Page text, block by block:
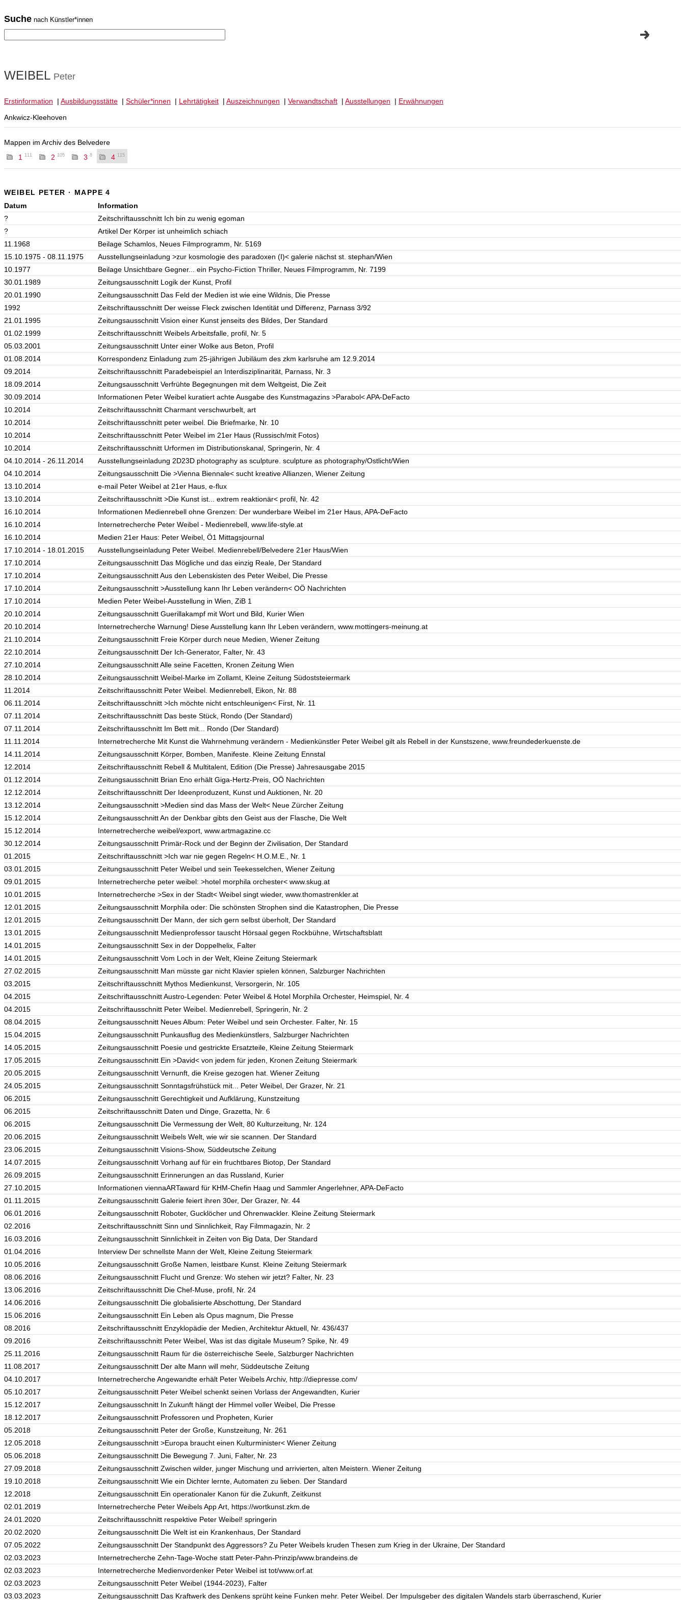
Suche nach Künstler*innen
WEIBEL Peter
Erstinformation | Ausbildungsstätte | Schüler*innen | Lehrtätigkeit | Auszeichnungen | Verwandtschaft | Ausstellungen | Erwähnungen
Ankwicz-Kleehoven
Mappen im Archiv des Belvedere
1
111 2 105 3 8 4 115
WEIBEL PETER · MAPPE 4
Datum
Information
?
Zeitschriftausschnitt Ich bin zu wenig egoman
?
Artikel Der Körper ist unheimlich schiach
11.1968
Beilage Schamlos, Neues Filmprogramm, Nr. 5169
15.10.1975 - 08.11.1975
Ausstellungseinladung >zur kosmologie des paradoxen (I)< galerie nächst st. stephan/Wien
10.1977
Beilage Unsichtbare Gegner... ein Psycho-Fiction Thriller, Neues Filmprogramm, Nr. 7199
30.01.1989
Zeitungsausschnitt Logik der Kunst, Profil
20.01.1990
Zeitungsausschnitt Das Feld der Medien ist wie eine Wildnis, Die Presse
1992
Zeitschriftausschnitt Der weisse Fleck zwischen Identität und Differenz, Parnass 3/92
21.01.1995
Zeitungsausschnitt Vision einer Kunst jenseits des Bildes, Der Standard
01.02.1999
Zeitschriftausschnitt Weibels Arbeitsfalle, profil, Nr. 5
05.03.2001
Zeitungsausschnitt Unter einer Wolke aus Beton, Profil
01.08.2014
Korrespondenz Einladung zum 25-jährigen Jubiläum des zkm karlsruhe am 12.9.2014
09.2014
Zeitschriftausschnitt Paradebeispiel an Interdisziplinarität, Parnass, Nr. 3
18.09.2014
Zeitungsausschnitt Verfrühte Begegnungen mit dem Weltgeist, Die Zeit
30.09.2014
Informationen Peter Weibel kuratiert achte Ausgabe des Kunstmagazins >Parabol< APA-DeFacto
10.2014
Zeitschriftausschnitt Charmant verschwurbelt, art
10.2014
Zeitschriftausschnitt peter weibel. Die Briefmarke, Nr. 10
10.2014
Zeitschriftausschnitt Peter Weibel im 21er Haus (Russisch/mit Fotos)
10.2014
Zeitschriftausschnitt Urformen im Distributionskanal, Springerin, Nr. 4
04.10.2014 - 26.11.2014
Ausstellungseinladung 2D23D photography as sculpture. sculpture as photography/Ostlicht/Wien
04.10.2014
Zeitungsausschnitt Die >Vienna Biennale< sucht kreative Allianzen, Wiener Zeitung
13.10.2014
e-mail Peter Weibel at 21er Haus, e-flux
13.10.2014
Zeitschriftausschnitt >Die Kunst ist... extrem reaktionär< profil, Nr. 42
16.10.2014
Informationen Medienrebell ohne Grenzen: Der wunderbare Weibel im 21er Haus, APA-DeFacto
16.10.2014
Internetrecherche Peter Weibel - Medienrebell, www.life-style.at
16.10.2014
Medien 21er Haus: Peter Weibel, Ö1 Mittagsjournal
17.10.2014 - 18.01.2015
Ausstellungseinladung Peter Weibel. Medienrebell/Belvedere 21er Haus/Wien
17.10.2014
Zeitungsausschnitt Das Mögliche und das einzig Reale, Der Standard
17.10.2014
Zeitungsausschnitt Aus den Lebenskisten des Peter Weibel, Die Presse
17.10.2014
Zeitungsausschnitt >Ausstellung kann Ihr Leben verändern< OÖ Nachrichten
17.10.2014
Medien Peter Weibel-Ausstellung in Wien, ZiB 1
20.10.2014
Zeitungsausschnitt Guerillakampf mit Wort und Bild, Kurier Wien
20.10.2014
Internetrecherche Warnung! Diese Ausstellung kann Ihr Leben verändern, www.mottingers-meinung.at
21.10.2014
Zeitungsausschnitt Freie Körper durch neue Medien, Wiener Zeitung
22.10.2014
Zeitungsausschnitt Der Ich-Generator, Falter, Nr. 43
27.10.2014
Zeitungsausschnitt Alle seine Facetten, Kronen Zeitung Wien
28.10.2014
Zeitungsausschnitt Weibel-Marke im Zollamt, Kleine Zeitung Südoststeiermark
11.2014
Zeitschriftausschnitt Peter Weibel. Medienrebell, Eikon, Nr. 88
06.11.2014
Zeitschriftausschnitt >Ich möchte nicht entschleunigen< First, Nr. 11
07.11.2014
Zeitschriftausschnitt Das beste Stück, Rondo (Der Standard)
07.11.2014
Zeitschriftausschnitt Im Bett mit... Rondo (Der Standard)
11.11.2014
Internetrecherche Mit Kunst die Wahrnehmung verändern - Medienkünstler Peter Weibel gilt als Rebell in der Kunstszene, www.freundederkuenste.de
14.11.2014
Zeitungsausschnitt Körper, Bomben, Manifeste. Kleine Zeitung Ennstal
12.2014
Zeitschriftausschnitt Rebell & Multitalent, Edition (Die Presse) Jahresausgabe 2015
01.12.2014
Zeitungsausschnitt Brian Eno erhält Giga-Hertz-Preis, OÖ Nachrichten
12.12.2014
Zeitschriftausschnitt Der Ideenproduzent, Kunst und Auktionen, Nr. 20
13.12.2014
Zeitungsausschnitt >Medien sind das Mass der Welt< Neue Zürcher Zeitung
15.12.2014
Zeitungsausschnitt An der Denkbar gibts den Geist aus der Flasche, Die Welt
15.12.2014
Internetrecherche weibel/export, www.artmagazine.cc
30.12.2014
Zeitungsausschnitt Primär-Rock und der Beginn der Zivilisation, Der Standard
01.2015
Zeitschriftausschnitt >Ich war nie gegen Regeln< H.O.M.E., Nr. 1
03.01.2015
Zeitungsausschnitt Peter Weibel und sein Teekesselchen, Wiener Zeitung
09.01.2015
Internetrecherche peter weibel: >hotel morphila orchester< www.skug.at
10.01.2015
Internetrecherche >Sex in der Stadt< Weibel singt wieder, www.thomastrenkler.at
12.01.2015
Zeitungsausschnitt Morphila oder: Die schönsten Strophen sind die Katastrophen, Die Presse
12.01.2015
Zeitungsausschnitt Der Mann, der sich gern selbst überholt, Der Standard
13.01.2015
Zeitungsausschnitt Medienprofessor tauscht Hörsaal gegen Rockbühne, Wirtschaftsblatt
14.01.2015
Zeitungsausschnitt Sex in der Doppelhelix, Falter
14.01.2015
Zeitungsausschnitt Vom Loch in der Welt, Kleine Zeitung Steiermark
27.02.2015
Zeitungsausschnitt Man müsste gar nicht Klavier spielen können, Salzburger Nachrichten
03.2015
Zeitschriftausschnitt Mythos Medienkunst, Versorgerin, Nr. 105
04.2015
Zeitschriftausschnitt Austro-Legenden: Peter Weibel & Hotel Morphila Orchester, Heimspiel, Nr. 4
04.2015
Zeitschriftausschnitt Peter Weibel. Medienrebell, Springerin, Nr. 2
08.04.2015
Zeitungsausschnitt Neues Album: Peter Weibel und sein Orchester. Falter, Nr. 15
15.04.2015
Zeitungsausschnitt Punkausflug des Medienkünstlers, Salzburger Nachrichten
14.05.2015
Zeitungsausschnitt Poesie und gestrickte Ersatzteile, Kleine Zeitung Steiermark
17.05.2015
Zeitungsausschnitt Ein >David< von jedem für jeden, Kronen Zeitung Steiermark
20.05.2015
Zeitungsausschnitt Vernunft, die Kreise gezogen hat. Wiener Zeitung
24.05.2015
Zeitungsausschnitt Sonntagsfrühstück mit... Peter Weibel, Der Grazer, Nr. 21
06.2015
Zeitungsausschnitt Gerechtigkeit und Aufklärung, Kunstzeitung
06.2015
Zeitschriftausschnitt Daten und Dinge, Grazetta, Nr. 6
06.2015
Zeitungsausschnitt Die Vermessung der Welt, 80 Kulturzeitung, Nr. 124
20.06.2015
Zeitungsausschnitt Weibels Welt, wie wir sie scannen. Der Standard
23.06.2015
Zeitungsausschnitt Visions-Show, Süddeutsche Zeitung
14.07.2015
Zeitungsausschnitt Vorhang auf für ein fruchtbares Biotop, Der Standard
26.09.2015
Zeitungsausschnitt Erinnerungen an das Russland, Kurier
27.10.2015
Informationen viennaARTaward für KHM-Chefin Haag und Sammler Angerlehner, APA-DeFacto
01.11.2015
Zeitungsausschnitt Galerie feiert ihren 30er, Der Grazer, Nr. 44
06.01.2016
Zeitungsausschnitt Roboter, Gucklöcher und Ohrenwackler. Kleine Zeitung Steiermark
02.2016
Zeitschriftausschnitt Sinn und Sinnlichkeit, Ray Filmmagazin, Nr. 2
16.03.2016
Zeitungsausschnitt Sinnlichkeit in Zeiten von Big Data, Der Standard
01.04.2016
Interview Der schnellste Mann der Welt, Kleine Zeitung Steiermark
10.05.2016
Zeitungsausschnitt Große Namen, leistbare Kunst. Kleine Zeitung Steiermark
08.06.2016
Zeitungsausschnitt Flucht und Grenze: Wo stehen wir jetzt? Falter, Nr. 23
13.06.2016
Zeitschriftausschnitt Die Chef-Muse, profil, Nr. 24
14.06.2016
Zeitungsausschnitt Die globalisierte Abschottung, Der Standard
15.06.2016
Zeitungsausschnitt Ein Leben als Opus magnum, Die Presse
08.2016
Zeitschriftausschnitt Enzyklopädie der Medien, Architektur Aktuell, Nr. 436/437
09.2016
Zeitschriftausschnitt Peter Weibel, Was ist das digitale Museum? Spike, Nr. 49
25.11.2016
Zeitungsausschnitt Raum für die österreichische Seele, Salzburger Nachrichten
11.08.2017
Zeitungsausschnitt Der alte Mann will mehr, Süddeutsche Zeitung
04.10.2017
Internetrecherche Angewandte erhält Peter Weibels Archiv, http://diepresse.com/
05.10.2017
Zeitungsausschnitt Peter Weibel schenkt seinen Vorlass der Angewandten, Kurier
15.12.2017
Zeitungsausschnitt In Zukunft hängt der Himmel voller Weibel, Die Presse
18.12.2017
Zeitungsausschnitt Professoren und Propheten, Kurier
05.2018
Zeitungsausschnitt Peter der Große, Kunstzeitung, Nr. 261
12.05.2018
Zeitungsausschnitt >Europa braucht einen Kulturminister< Wiener Zeitung
05.06.2018
Zeitungsausschnitt Die Bewegung 7. Juni, Falter, Nr. 23
27.09.2018
Zeitungsausschnitt Zwischen wilder, junger Mischung und arrivierten, alten Meistern. Wiener Zeitung
19.10.2018
Zeitungsausschnitt Wie ein Dichter lernte, Automaten zu lieben. Der Standard
12.2018
Zeitungsausschnitt Ein operationaler Kanon für die Zukunft, Zeitkunst
02.01.2019
Internetrecherche Peter Weibels App Art, https://wortkunst.zkm.de
24.01.2020
Zeitschriftausschnitt respektive Peter Weibel! springerin
20.02.2020
Zeitungsausschnitt Die Welt ist ein Krankenhaus, Der Standard
07.05.2022
Zeitungsausschnitt Der Standpunkt des Aggressors? Zu Peter Weibels kruden Thesen zum Krieg in der Ukraine, Der Standard
02.03.2023
Internetrecherche Zehn-Tage-Woche statt Peter-Pahn-Prinzip/www.brandeins.de
02.03.2023
Internetrecherche Medienvordenker Peter Weibel ist tot/www.orf.at
02.03.2023
Zeitungsausschnitt Peter Weibel (1944-2023), Falter
03.03.2023
Zeitungsausschnitt Das Kraftwerk des Denkens sprüht keine Funken mehr. Peter Weibel. Der Impulsgeber des digitalen Wandels starb überraschend, Kurier